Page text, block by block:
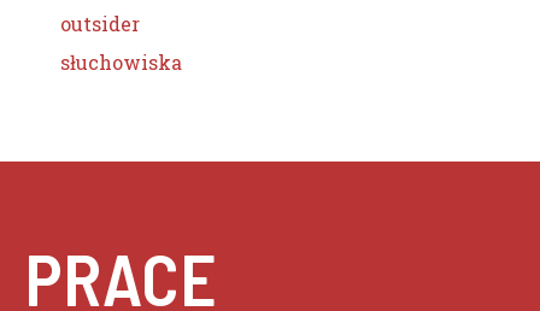
outsider
słuchowiska
PRACE